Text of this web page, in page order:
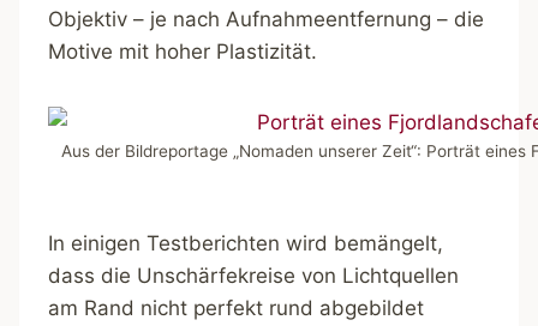
Objektiv – je nach Aufnahmeentfernung – die
Motive mit hoher Plastizität.
Aus der Bildreportage „Nomaden unserer Zeit“: Porträt
In einigen Testberichten wird bemängelt,
dass die Unschärfekreise von Lichtquellen
am Rand nicht perfekt rund abgebildet